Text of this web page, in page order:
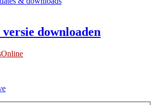
downloaden